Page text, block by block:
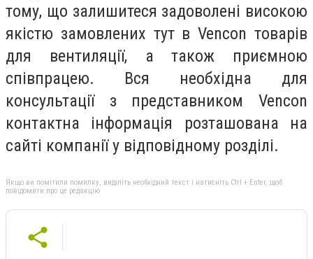
тому, що залишитеся задоволені високою
якістю замовлених тут в Vencon товарів
для вентиляції, а також приємною
співпрацею. Вся необхідна для
консультації з представником Vencon
контактна інформація розташована на
сайті компанії у відповідному розділі.
Якщо ви помітили помилку, виділіть необхідний текст і натисніть Ctrl + Enter, щоб
повідомити про це редакцію